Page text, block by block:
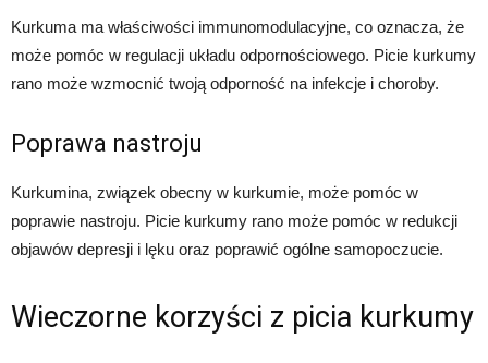
Kurkuma ma właściwości immunomodulacyjne, co oznacza, że
może pomóc w regulacji układu odpornościowego. Picie kurkumy
rano może wzmocnić twoją odporność na infekcje i choroby.
Poprawa nastroju
Kurkumina, związek obecny w kurkumie, może pomóc w
poprawie nastroju. Picie kurkumy rano może pomóc w redukcji
objawów depresji i lęku oraz poprawić ogólne samopoczucie.
Wieczorne korzyści z picia kurkumy